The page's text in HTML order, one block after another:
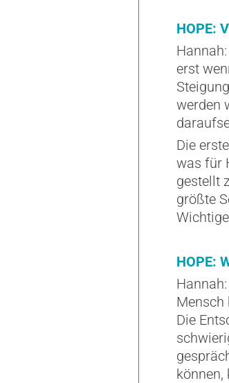
HOPE:
erst
werden
Die
was für
gestellt
größte
HOPE:
Mensch
Die